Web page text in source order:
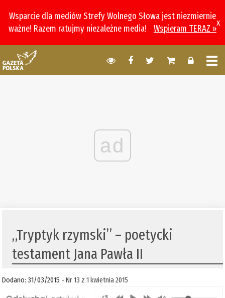
Wsparcie dla mediów Strefy Wolnego Słowa jest niezmiernie
ważne! Razem ratujmy niezależne media!
Wspieram TERAZ »
x
ad
„Tryptyk rzymski” – poetycki
testament Jana Pawła II
Dodano: 31/03/2015 -Nr 13 z 1 kwietnia 2015